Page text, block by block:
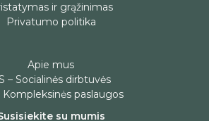
ir grąžinimas
Privatumo politika
Apie mus
– Socialinės dirbtuvės
Kompleksinės paslaugos
su mumis